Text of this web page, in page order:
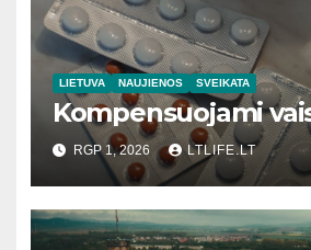
LIETUVA NAUJIENOS SVEIKATA
Kompensuojami
RGP 1, 2026 LTLIFE.LT